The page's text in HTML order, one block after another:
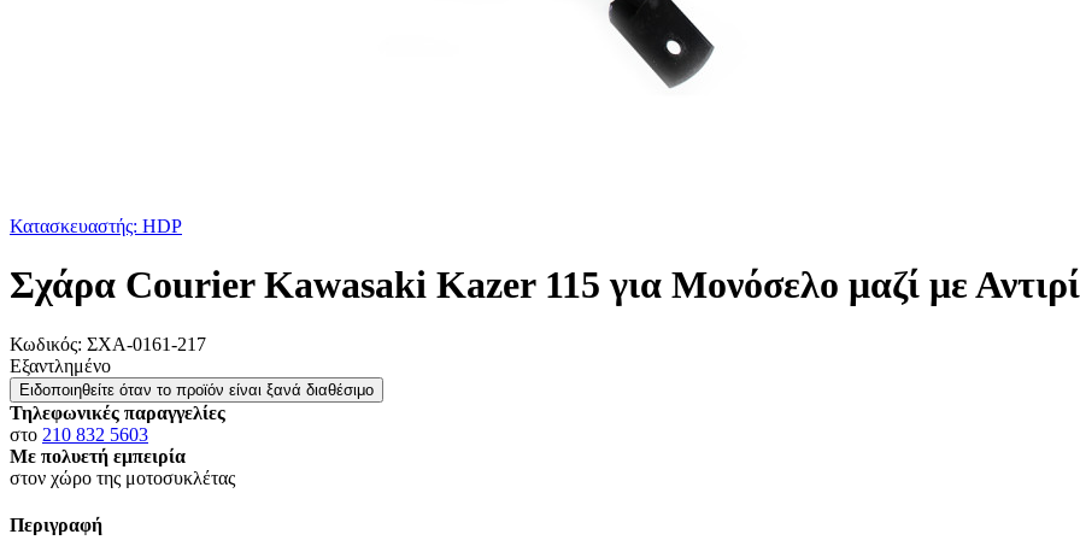
Κατασκευαστής: HDP
Σχάρα Courier Kawasaki Kazer 115 για Μονόσελο μαζί με
Κωδικός: ΣΧΑ-0161-217
Εξαντλημένο
Ειδοποιηθείτε όταν το προϊόν είναι ξανά διαθέσιμο
Τηλεφωνικές παραγγελίες
στο 210 832 5603
Με πολυετή εμπειρία
στον χώρο της μοτοσυκλέτας
Περιγραφή